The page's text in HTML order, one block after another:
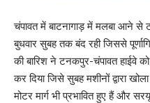
चंपावत में बाटनागाड़ में मलबा आने
बुधवार सुबह तक बंद रही जिससे
की बारिश ने टनकपुर-चंपावत हाईवे
कर दिया जिसे सुबह मशीनों द्वारा
मोटर मार्ग भी प्रभावित हुए हैं